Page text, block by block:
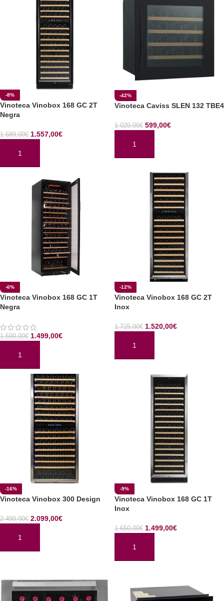
-8%
Vinoteca Vinobox 168 GC 2T
Negra
1.689,00€ 1.557,00€
AÑADIR AL CARRITO
-42%
Vinoteca Caviss SLEN 132 TBE4
1.029,00€ 599,00€
AÑADIR AL CARRITO
-6%
Vinoteca Vinobox 168 GC 1T
Negra
1.599,00€ 1.499,00€
AÑADIR AL CARRITO
-12%
Vinoteca Vinobox 168 GC 2T
Inox
1.725,00€ 1.520,00€
AÑADIR AL CARRITO
-16%
Vinoteca Vinobox 300 Design
2.490,00€ 2.099,00€
AÑADIR AL CARRITO
-9%
Vinoteca Vinobox 168 GC 1T
Inox
1.650,00€ 1.499,00€
AÑADIR AL CARRITO